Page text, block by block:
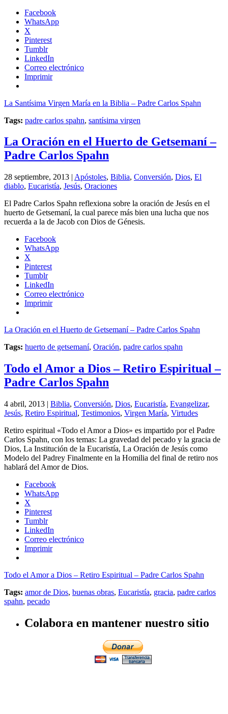
Facebook
WhatsApp
X
Pinterest
Tumblr
LinkedIn
Correo electrónico
Imprimir
La Santísima Virgen María en la Biblia – Padre Carlos Spahn
Tags: padre carlos spahn, santísima virgen
La Oración en el Huerto de Getsemaní –
Padre Carlos Spahn
28 septiembre, 2013 | Apóstoles, Biblia, Conversión, Dios, El
diablo, Eucaristía, Jesús, Oraciones
El Padre Carlos Spahn reflexiona sobre la oración de Jesús en el
huerto de Getsemaní, la cual parece más bien una lucha que nos
recuerda a la de Jacob con Dios de Génesis.
Facebook
WhatsApp
X
Pinterest
Tumblr
LinkedIn
Correo electrónico
Imprimir
La Oración en el Huerto de Getsemaní – Padre Carlos Spahn
Tags: huerto de getsemaní, Oración, padre carlos spahn
Todo el Amor a Dios – Retiro Espiritual –
Padre Carlos Spahn
4 abril, 2013 | Biblia, Conversión, Dios, Eucaristía, Evangelizar,
Jesús, Retiro Espiritual, Testimonios, Virgen María, Virtudes
Retiro espiritual «Todo el Amor a Dios» es impartido por el Padre
Carlos Spahn, con los temas: La gravedad del pecado y la gracia de
Dios, La Institución de la Eucaristía, La Oración de Jesús como
Modelo del Padrey Finalmente en la Homilia del final de retiro nos
hablará del Amor de Dios.
Facebook
WhatsApp
X
Pinterest
Tumblr
LinkedIn
Correo electrónico
Imprimir
Todo el Amor a Dios – Retiro Espiritual – Padre Carlos Spahn
Tags: amor de Dios, buenas obras, Eucaristía, gracia, padre carlos
spahn, pecado
Colabora en mantener nuestro sitio